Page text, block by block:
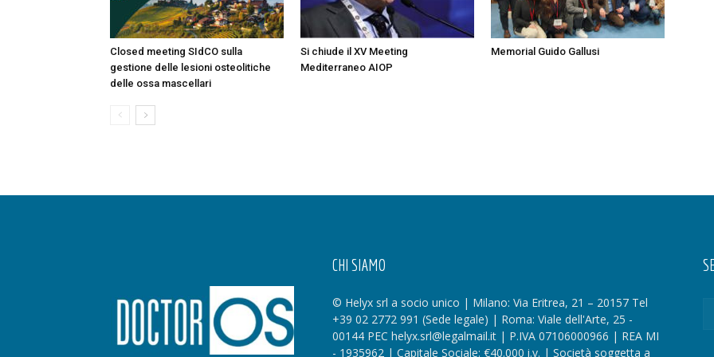
Closed meeting SIdCO sulla
gestione delle lesioni osteolitiche
delle ossa mascellari
Si chiude il XV Meeting
Mediterraneo AIOP
Memorial Guido Gallusi
CHI SIAMO
© Helyx srl a socio unico | Milano: Via Eritrea, 21 – 20157 Tel
+39 02 2772 991 (Sede legale) | Roma: Viale dell'Arte, 25 -
00144 PEC helyx.srl@legalmail.it | P.IVA 07106000966 | REA MI
- 1935962 | Capitale Sociale: €40.000 i.v. | Società soggetta a